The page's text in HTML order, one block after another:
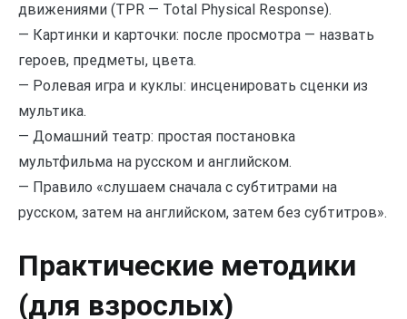
движениями (TPR — Total Physical Response).
— Картинки и карточки: после просмотра — назвать
героев, предметы, цвета.
— Ролевая игра и куклы: инсценировать сценки из
мультика.
— Домашний театр: простая постановка
мультфильма на русском и английском.
— Правило «слушаем сначала с субтитрами на
русском, затем на английском, затем без субтитров».
Практические методики
(для взрослых)